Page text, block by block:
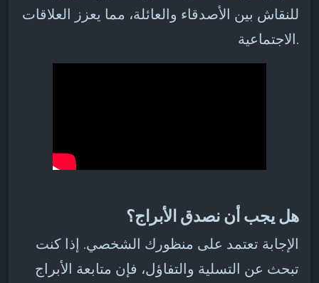
للنقاش بين الأصدقاء والعائلة، مما يعزز العلاقات
الاجتماعية.
هل يجب أن نصدق الأبراج؟
الإجابة تعتمد على منظورك الشخصي. إذا كنت
تبحث عن التسلية والتفاؤل، فإن متابعة الأبراج